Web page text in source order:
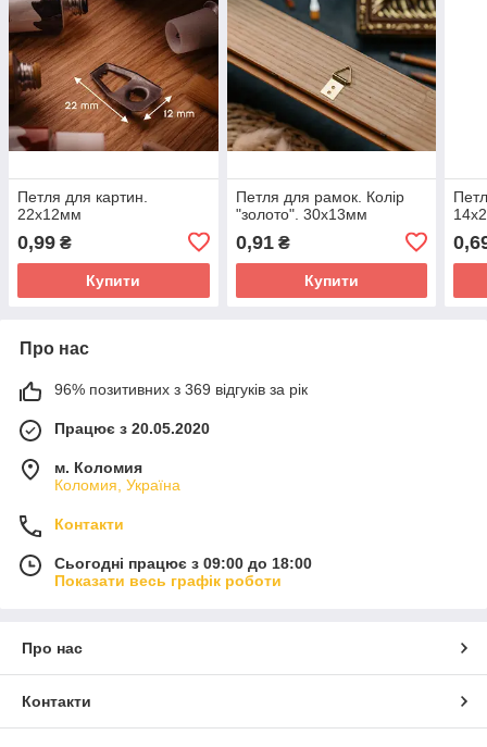
Петля для картин.
22х12мм
0,99 ₴
Купити
Петля для рамок. Колір
"золото". 30х13мм
0,91₴
Купити
Про нас
96% позитивних з 369 відгуків за рік
Працює з 20.05.2020
м. Коломия
Коломия, Україна
Контакти
Сьогодні працює з 09:00 до 18:00
Показати весь графік роботи
Про нас
Контакти